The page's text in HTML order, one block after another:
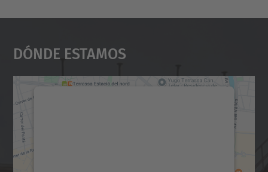
Dónde Estamos